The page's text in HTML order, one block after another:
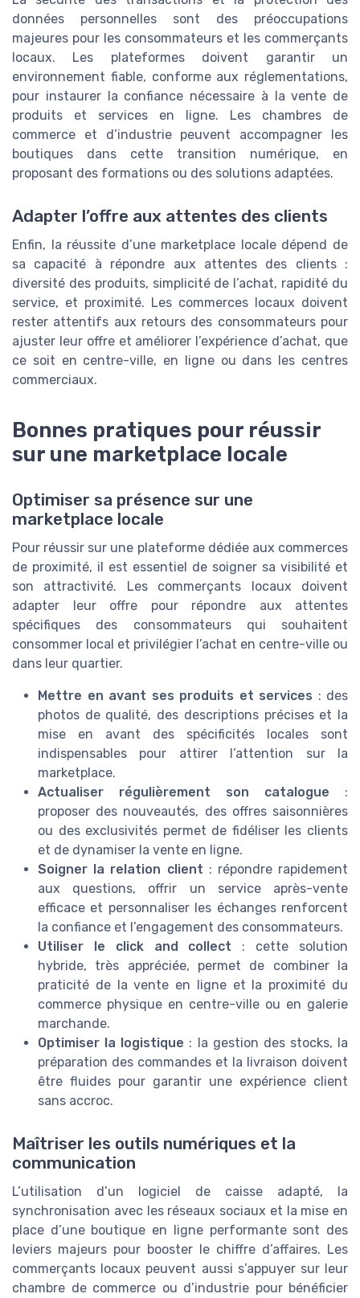
données personnelles sont des préoccupations
majeures pour les consommateurs et les commerçants
locaux. Les plateformes doivent garantir un
environnement fiable, conforme aux réglementations,
pour instaurer la confiance nécessaire à la vente de
produits et services en ligne. Les chambres de
commerce et d’industrie peuvent accompagner les
boutiques dans cette transition numérique, en
proposant des formations ou des solutions adaptées.
Adapter l’offre aux attentes des clients
Enfin, la réussite d’une marketplace locale dépend de
sa capacité à répondre aux attentes des clients :
diversité des produits, simplicité de l’achat, rapidité du
service, et proximité. Les commerces locaux doivent
rester attentifs aux retours des consommateurs pour
ajuster leur offre et améliorer l’expérience d’achat, que
ce soit en centre-ville, en ligne ou dans les centres
commerciaux.
Bonnes pratiques pour réussir
sur une marketplace locale
Optimiser sa présence sur une
marketplace locale
Pour réussir sur une plateforme dédiée aux commerces
de proximité, il est essentiel de soigner sa visibilité et
son attractivité. Les commerçants locaux doivent
adapter leur offre pour répondre aux attentes
spécifiques des consommateurs qui souhaitent
consommer local et privilégier l’achat en centre-ville ou
dans leur quartier.
Mettre en avant ses produits et services : des
photos de qualité, des descriptions précises et la
mise en avant des spécificités locales sont
indispensables pour attirer l’attention sur la
marketplace.
Actualiser régulièrement son catalogue :
proposer des nouveautés, des offres saisonnières
ou des exclusivités permet de fidéliser les clients
et de dynamiser la vente en ligne.
Soigner la relation client : répondre rapidement
aux questions, offrir un service après-vente
efficace et personnaliser les échanges renforcent
la confiance et l’engagement des consommateurs.
Utiliser le click and collect : cette solution
hybride, très appréciée, permet de combiner la
praticité de la vente en ligne et la proximité du
commerce physique en centre-ville ou en galerie
marchande.
Optimiser la logistique : la gestion des stocks, la
préparation des commandes et la livraison doivent
être fluides pour garantir une expérience client
sans accroc.
Maîtriser les outils numériques et la
communication
L’utilisation d’un logiciel de caisse adapté, la
synchronisation avec les réseaux sociaux et la mise en
place d’une boutique en ligne performante sont des
leviers majeurs pour booster le chiffre d’affaires. Les
commerçants locaux peuvent aussi s’appuyer sur leur
chambre de commerce ou d’industrie pour bénéficier